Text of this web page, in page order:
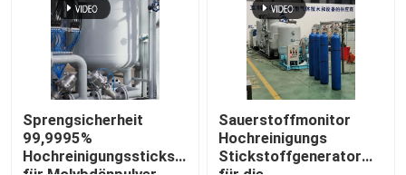
Modularer Sauerstoffgenerator
Sprengsicherheit
99,9995%
Hochreinigungsstickstoffgenerator
Sauerstoffmonitor
Hochreinigungs
Stickstoffgenerator